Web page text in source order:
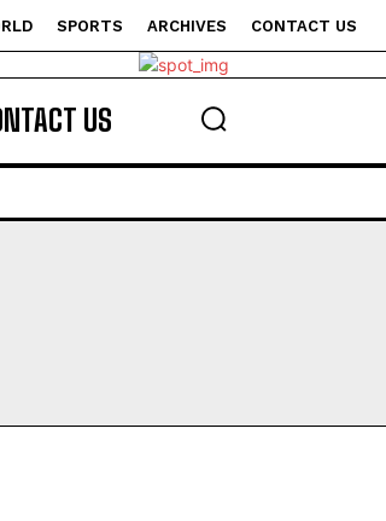
SPORTS ARCHIVES CONTACT US
US